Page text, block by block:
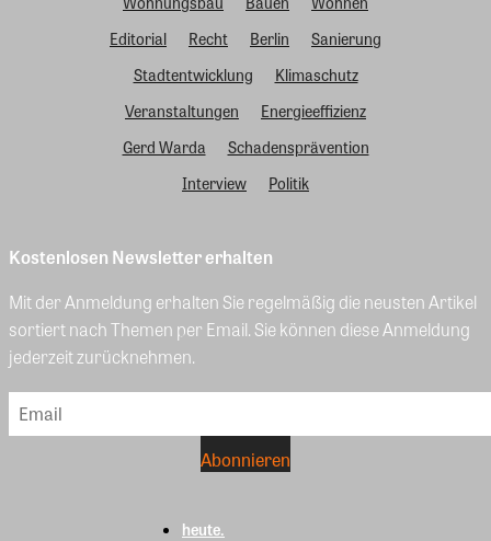
Editorial
Recht Berlin
Sanierung
Stadtentwicklung
Klimaschutz
Veranstaltungen
Energieeffizienz
Gerd Warda
Schadensprävention
Interview
Politik
Kostenlosen Newsletter erhalten
Mit der Anmeldung erhalten Sie regelmäßig die neusten Artikel
sortiert nach Themen per Email. Sie können diese Anmeldung
jederzeit zurücknehmen.
heute.